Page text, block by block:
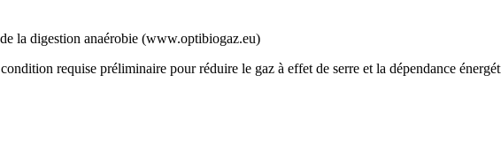
la digestion anaérobie (www.optibiogaz.eu)
requise préliminaire pour réduire le gaz à effet de serre et la dépendance